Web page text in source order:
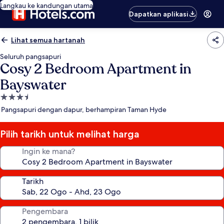
Langkau ke kandungan utama
Dapatkan aplikasi
Lihat semua hartanah
Seluruh pangsapuri
Cosy 2 Bedroom Apartment in
Bayswater
Hartanah
3.5
Pangsapuri dengan dapur, berhampiran Taman Hyde
Pilih tarikh untuk melihat harga
Ingin ke mana?
Tarikh
Pengembara